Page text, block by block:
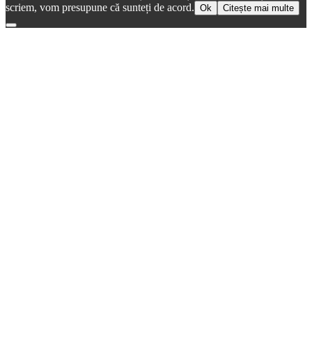
scriem, vom presupune că sunteți de acord. Ok Citește mai multe